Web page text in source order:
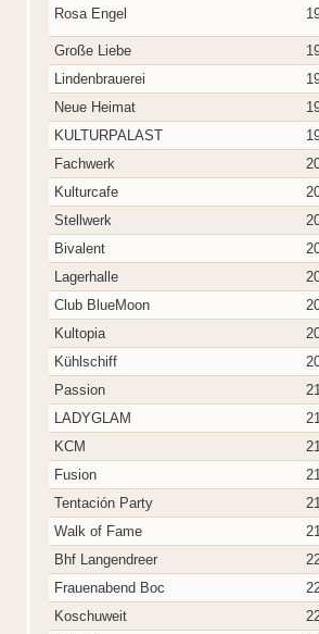
Rosa Engel
Große Liebe
Lindenbrauerei
Neue Heimat
KULTURPALAST
Fachwerk
Kulturcafe
Stellwerk
Bivalent
Lagerhalle
Club BlueMoon
Kultopia
Kühlschiff
Passion
LADYGLAM
KCM
Fusion
Tentación Party
Walk of Fame
Bhf Langendreer
Frauenabend Boc
Koschuweit